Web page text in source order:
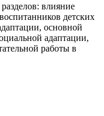
влияние
детских
основной
адаптации,
работы в